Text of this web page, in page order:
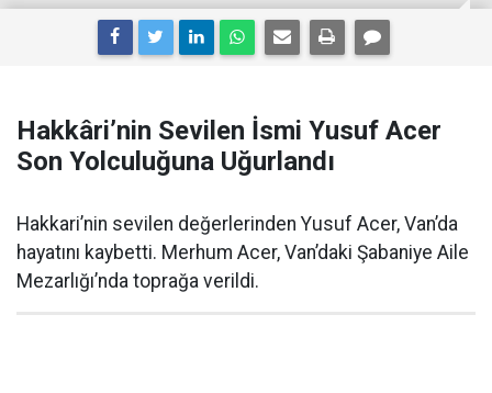
Hakkâri’nin Sevilen İsmi Yusuf Acer
Son Yolculuğuna Uğurlandı
Hakkari’nin sevilen değerlerinden Yusuf Acer, Van’da
hayatını kaybetti. Merhum Acer, Van’daki Şabaniye Aile
Mezarlığı’nda toprağa verildi.